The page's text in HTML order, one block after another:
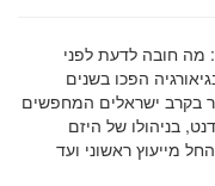
השתלות שיניים ושיקום פה בגיאורגיה 2025: מה חובה לדעת לפני
הפכו בשנים
בקרב ישראלים המחפשים
בניהולו של היזם
מייעוץ ראשוני ועד